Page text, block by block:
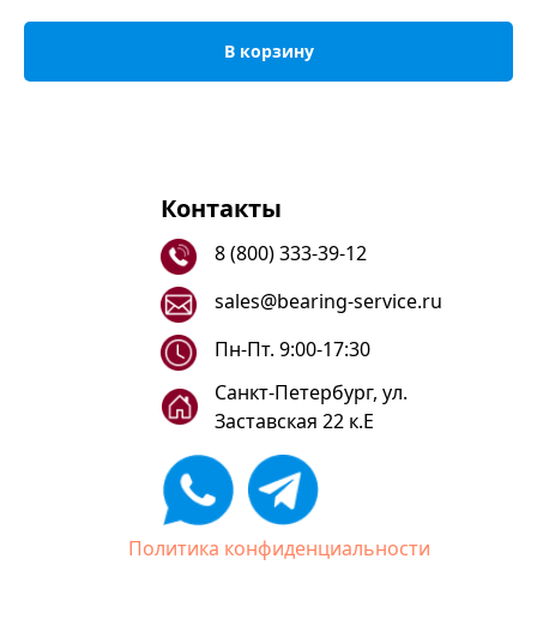
В корзину
Контакты
8 (800) 333-39-12
sales@bearing-service.ru
Санкт-Петербург, ул.
Заставская 22 к.Е
Пн-Пт. 9:00-17:30
Политика конфиденциальности